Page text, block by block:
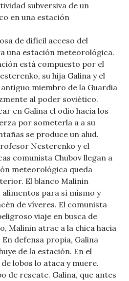
subversiva de un
en una estación
de difícil acceso del
una estación meteorológica.
está compuesto por el
su hija Galina y el
miembro de la Guardia
al poder soviético.
en Galina el odio hacia los
por someterla a a su
se produce un alud.
Nesterenko y el
comunista Chubov llegan a
meteorológica queda
El blanco Malinin
para sí mismo y
de víveres. El comunista
viaje en busca de
Malinin atrae a la chica hacia
defensa propia, Galina
de la estación. En el
lobos lo ataca y muere.
de rescate. Galina, que antes